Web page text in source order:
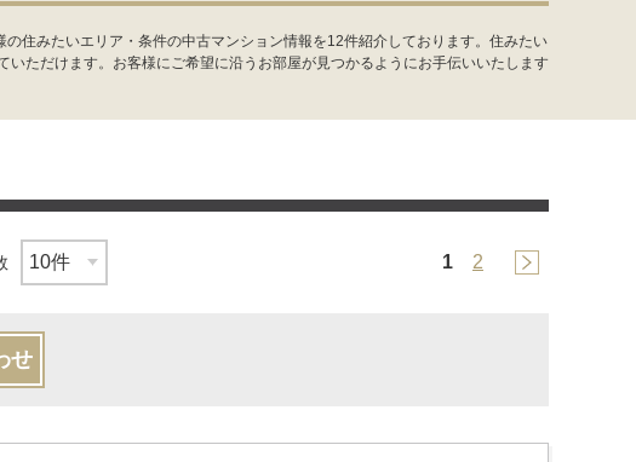
住みたいエリア・条件の中古マンション情報を12件紹介しております。住みたい
ただけます。お客様にご希望に沿うお部屋が見つかるようにお手伝いいたします
1 2
せ